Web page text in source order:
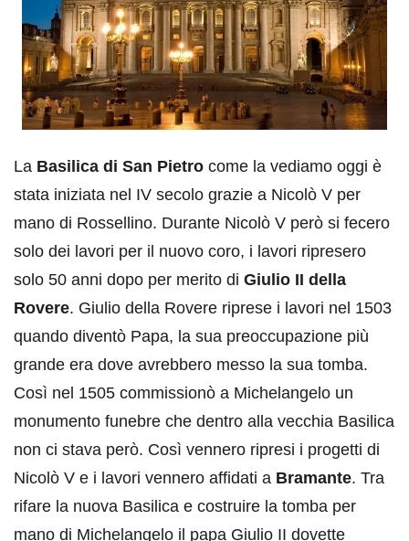
La Basilica di San Pietro come la vediamo oggi è
stata iniziata nel IV secolo grazie a Nicolò V per
mano di Rossellino. Durante Nicolò V però si fecero
solo dei lavori per il nuovo coro, i lavori ripresero
solo 50 anni dopo per merito di Giulio II della
Rovere. Giulio della Rovere riprese i lavori nel 1503
quando diventò Papa, la sua preoccupazione più
grande era dove avrebbero messo la sua tomba.
Così nel 1505 commissionò a Michelangelo un
monumento funebre che dentro alla vecchia Basilica
non ci stava però. Così vennero ripresi i progetti di
Nicolò V e i lavori vennero affidati a Bramante. Tra
rifare la nuova Basilica e costruire la tomba per
mano di Michelangelo il papa Giulio II dovette